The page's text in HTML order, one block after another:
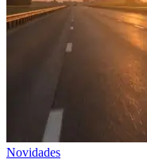
Novidades